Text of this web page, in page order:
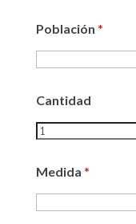
Población *
Cantidad
Medida *